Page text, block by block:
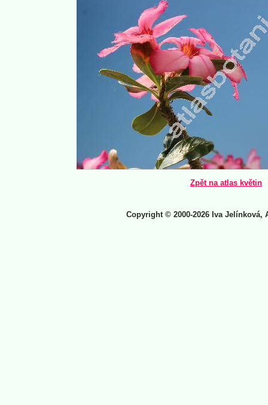
Zpět na atlas květin
Copyright © 2000-2026 Iva Jelínková,